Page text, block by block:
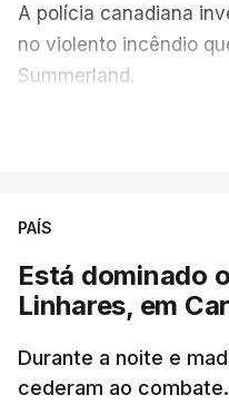
A polícia canadiana
no violento incêndio
Summerland.
ERRO100
ERROR ON
ESTE
MOMENTO
PAÍS
Está dominado
Linhares, em
Durante a noite e
cederam ao